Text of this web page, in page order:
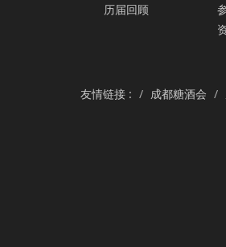
历届回顾
友情链接 :
成都糖酒会